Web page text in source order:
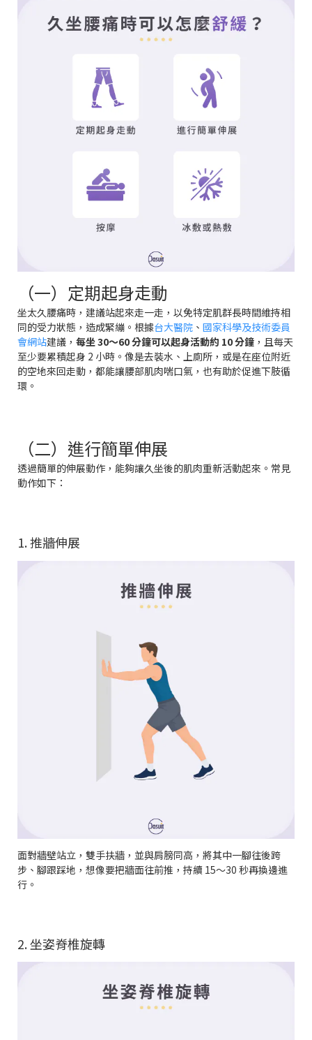
（一）定期起身走動
坐太久腰痛時，建議站起來走一走，以免特定肌群長時間維持相
同的受力狀態，造成緊繃。根據台大醫院 、 國家科學及技術委員
會網站建議， 每坐 30～60 分鐘可以起身活動約 10 分鐘 ，且每天
至少要累積起身 2 小時。像是去裝水、上廁所，或是在座位附近
的空地來回走動，都能讓腰部肌肉喘口氣，也有助於促進下肢循
環。
（二）進行簡單伸展
透過簡單的伸展動作，能夠讓久坐後的肌肉重新活動起來。常見
動作如下：
1. 推牆伸展
面對牆壁站立，雙手扶牆，並與肩膀同高，將其中一腳往後跨
步、腳跟踩地，想像要把牆面往前推，持續 15～30 秒再換邊進
行。
2. 坐姿脊椎旋轉